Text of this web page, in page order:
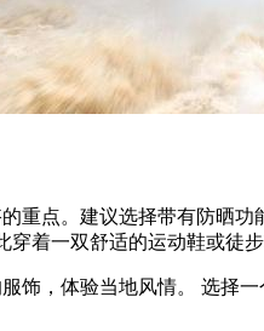
重点。建议选择带有防晒
着一双舒适的运动鞋或徒步
饰，体验当地风情。 选择